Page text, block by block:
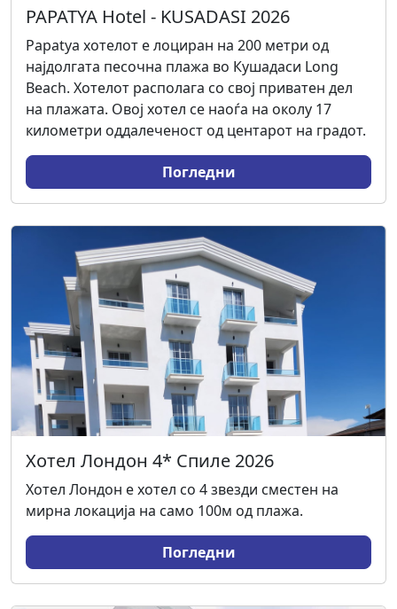
PAPATYA Hotel - KUSADASI 2026
Papatya хотелот е лоциран на 200 метри од
најдолгата песочна плажа во Кушадаси Long
Beach. Хотелот располага со свој приватен дел
на плажата. Овој хотел се наоѓа на околу 17
километри оддалеченост од центарот на градот.
Погледни
Хотел Лондон 4* Спиле 2026
Хотел Лондон е хотел со 4 звезди сместен на
мирна локација на само 100м од плажа.
Погледни